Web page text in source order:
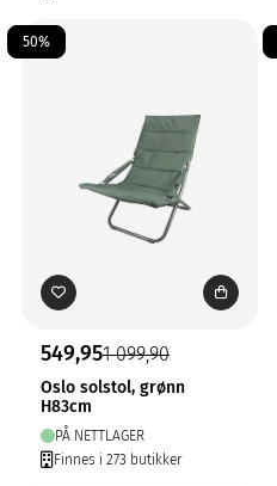
50%
549,951 099,90
Oslo solstol, grønn
H83cm
PÅ NETTLAGER
Finnes i 273 butikker